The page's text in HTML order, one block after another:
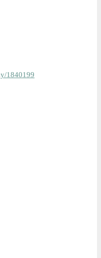
1840199